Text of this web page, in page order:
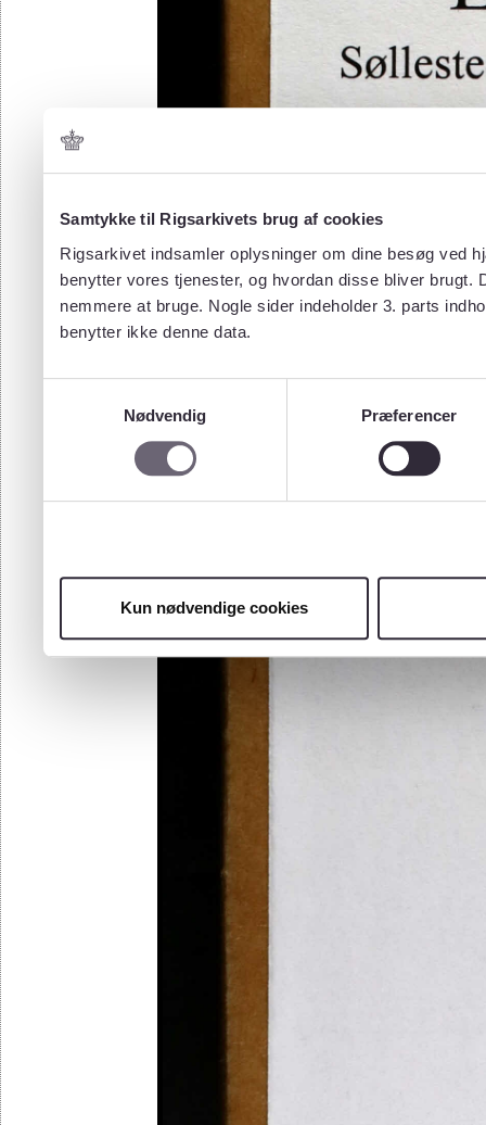
Samtykke til Rigsarkivets brug af cookies
Rigsarkivet indsamler oplysninger om dine besøg ved
benytter vores tjenester, og hvordan disse bliver
nemmere at bruge. Nogle sider indeholder 3. parts
benytter ikke denne data.
Nødvendig
Præferencer
Kun nødvendige cookies